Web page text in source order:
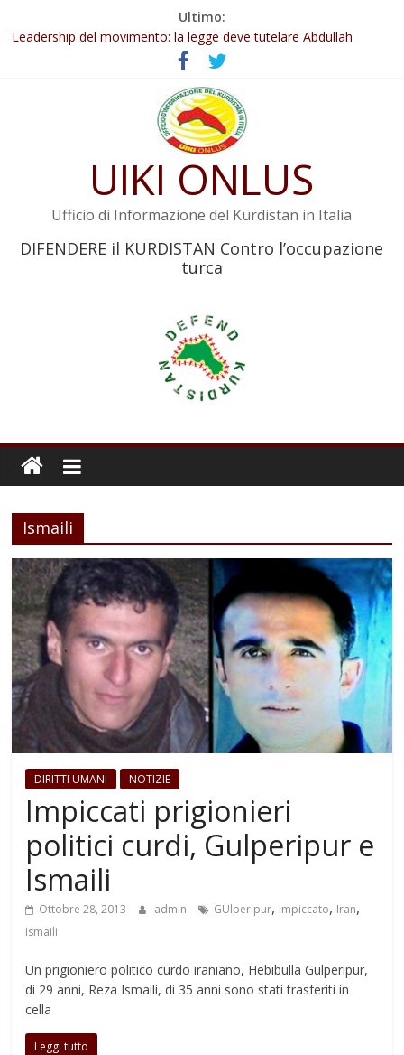
Ultimo:
Leadership del movimento: la legge deve tutelare Abdullah
Commissione donne del KNK: Şengal è di nuovo sotto minaccia
Non tenere conto della situazione di Rêber Apo ostacolerebbe
Il KNK chiede un’azione internazionale contro i crimini di guerra
Abdullah Öcalan: Le legge negativa deve essere trasformata in
UIKI ONLUS
Ufficio di Informazione del Kurdistan in Italia
DIFENDERE il KURDISTAN Contro l’occupazione
turca
Ismaili
DIRITTI UMANI NOTIZIE
Impiccati prigionieri
politici curdi, Gulperipur e
Ismaili
Ottobre 28, 2013 admin GUlperipur, Impiccato, Iran,
Ismaili
Un prigioniero politico curdo iraniano, Hebibulla Gulperipur,
di 29 anni, Reza Ismaili, di 35 anni sono stati trasferiti in
cella
Leggi tutto